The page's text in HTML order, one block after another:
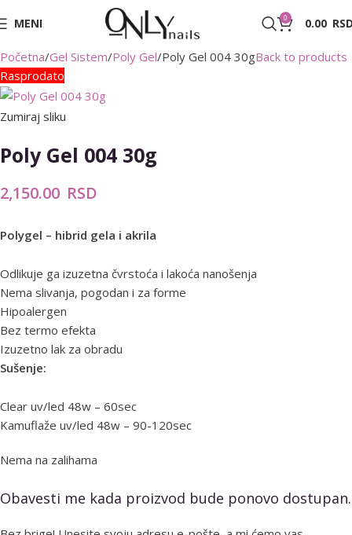
MENI 0 0.00
Početna Gel Sistem Poly Gel Poly Gel 004 30gBack to products
Rasprodato
Zumiraj sliku
Poly Gel 004 30g
2,150.00 RSD
Polygel – hibrid gela i akrila
Odlikuje ga izuzetna čvrstoća i lakoća nanošenja
Nema slivanja, pogodan i za forme
Hipoalergen
Bez termo efekta
Izuzetno lak za obradu
Sušenje:
Clear uv/led 48w – 60sec
Kamuflaže uv/led 48w – 90-120sec
Nema na zalihama
Obavesti me kada proizvod bude ponovo dostupan.